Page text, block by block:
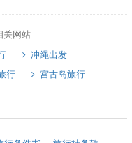
关网站
冲绳出发
行
宫古岛旅行